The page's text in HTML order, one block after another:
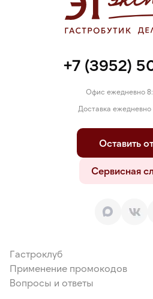
+7 (3952)
Офис ежедневно
Доставка
Оставить
Сервисная
Гастроклуб
Применение промокодов
Вопросы и ответы